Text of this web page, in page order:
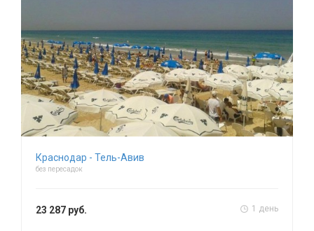
Краснодар - Тель-Авив
без пересадок
23 287 руб. 1 день